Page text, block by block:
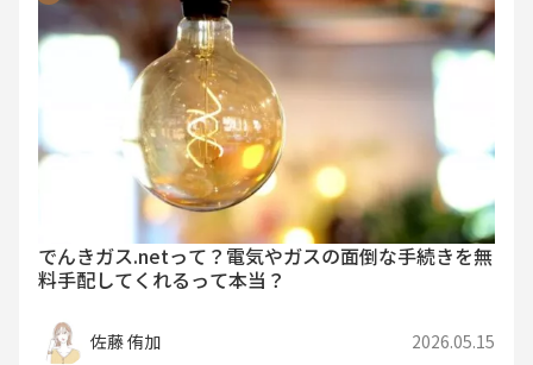
でんきガス.netって？電気やガスの面倒な手続きを無
料手配してくれるって本当？
佐藤 侑加 2026.05.15